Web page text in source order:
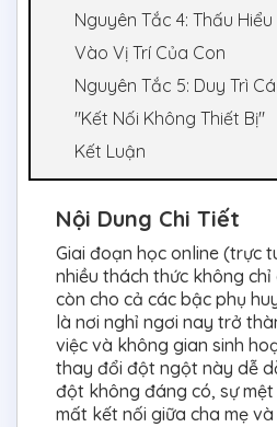
Nguyên Tắc 4: Thấu
Vào Vị Trí Của Con
Nguyên Tắc 5: Duy Trì
"Kết Nối Không Thiết Bị"
Kết Luận
Nội Dung Chi Tiết
Giai đoạn học online (trực
nhiều thách thức không chỉ
còn cho cả các bậc phụ
là nơi nghỉ ngơi nay trở
việc và không gian sinh
thay đổi đột ngột này dễ
đột không đáng có, sự
mất kết nối giữa cha mẹ và